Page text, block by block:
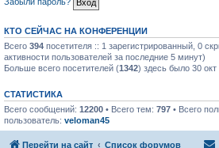
КТО СЕЙЧАС НА КОНФЕРЕНЦИИ
Всего 394 посетителя :: 1 зарегистрированный, 0
активности пользователей за последние 5 минут)
Больше всего посетителей (1342) здесь было 30
СТАТИСТИКА
Всего сообщений: 12200 • Всего тем: 797 • Всего
пользователь: veloman45
Перейти на сайт Список форумов